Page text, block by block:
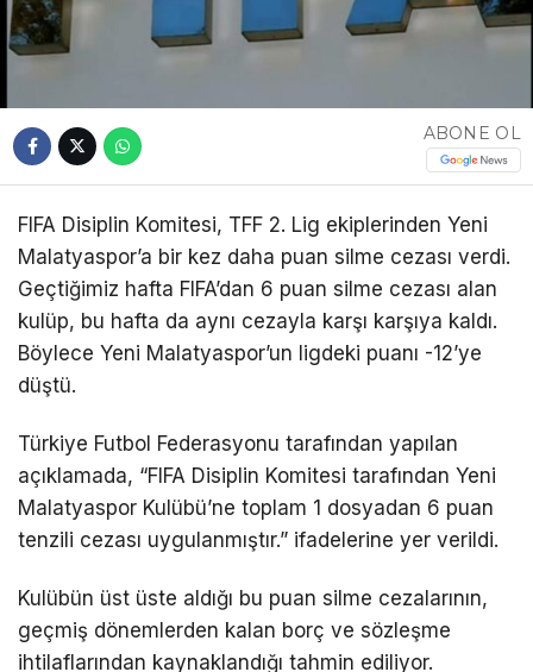
ABONE OL
FIFA Disiplin Komitesi, TFF 2. Lig ekiplerinden Yeni
Malatyaspor’a bir kez daha puan silme cezası verdi.
Geçtiğimiz hafta FIFA’dan 6 puan silme cezası alan
kulüp, bu hafta da aynı cezayla karşı karşıya kaldı.
Böylece Yeni Malatyaspor’un ligdeki puanı -12’ye
düştü.
Türkiye Futbol Federasyonu tarafından yapılan
açıklamada, “FIFA Disiplin Komitesi tarafından Yeni
Malatyaspor Kulübü’ne toplam 1 dosyadan 6 puan
tenzili cezası uygulanmıştır.” ifadelerine yer verildi.
Kulübün üst üste aldığı bu puan silme cezalarının,
geçmiş dönemlerden kalan borç ve sözleşme
ihtilaflarından kaynaklandığı tahmin ediliyor.